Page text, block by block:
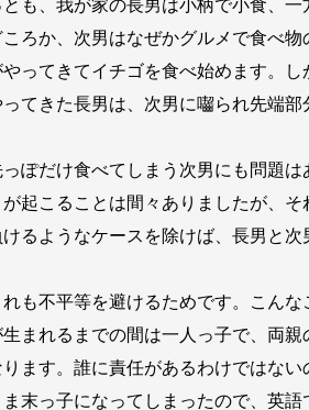
も、我が家の長男は小柄で小食、
ろか、次男はなぜかグルメで食べ
ってきてイチゴを食べ始めます。
てきた長男は、次男に囓られ先端
ぽだけ食べてしまう次男にも問題
起こることは間々ありましたが、
るようなケースを除けば、長男と
も不平等を避けるためです。こん
まれるまでの間は一人っ子で、両
ます。誰に責任があるわけではな
末っ子になってしまったので、英語